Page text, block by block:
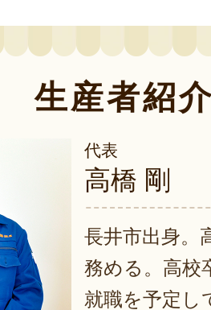
生産者紹
代表
高橋 剛
長井市出身。
務める。高校
就職を予定し